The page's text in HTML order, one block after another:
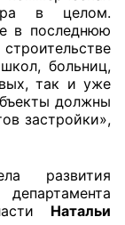
в целом.
в последнюю
больниц,
так и уже
должны
застройки»,
развития
Натальи